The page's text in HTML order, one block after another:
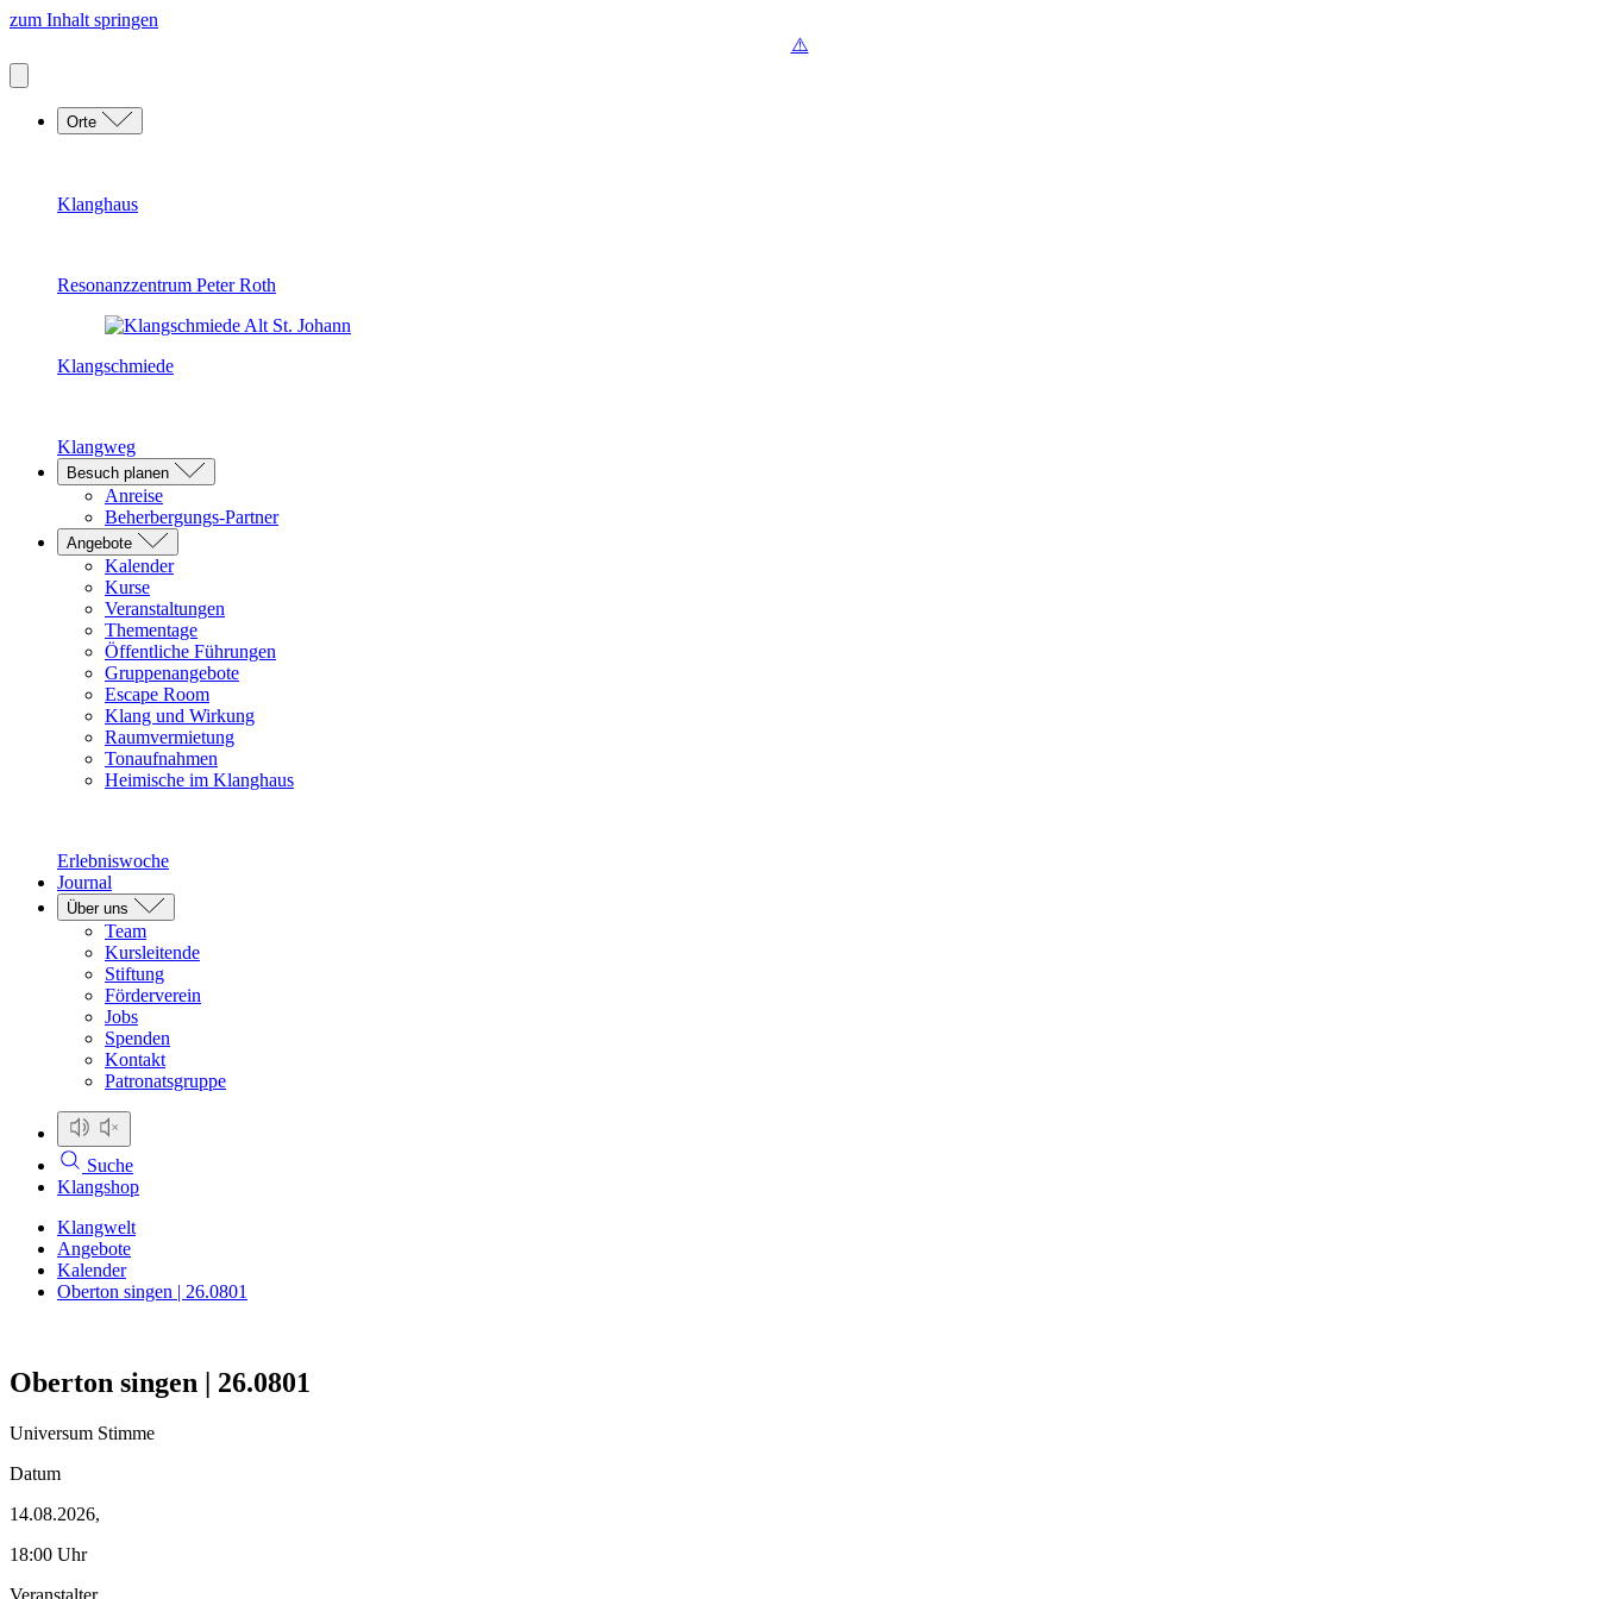
zum Inhalt springen
Orte
Klanghaus
Resonanzzentrum Peter Roth
Klangschmiede
Klangweg
Besuch planen
Anreise
Beherbergungs-Partner
Angebote
Kalender
Kurse
Veranstaltungen
Thementage
Öffentliche Führungen
Gruppenangebote
Escape Room
Klang und Wirkung
Raumvermietung
Tonaufnahmen
Heimische im Klanghaus
Erlebniswoche
Journal
Über uns
Team
Kursleitende
Stiftung
Förderverein
Jobs
Spenden
Kontakt
Patronatsgruppe
Suche
Klangshop
Klangwelt
Angebote
Kalender
Oberton singen | 26.0801
Oberton singen | 26.0801
Universum Stimme
Datum
14.08.2026,
18:00 Uhr
Veranstalter